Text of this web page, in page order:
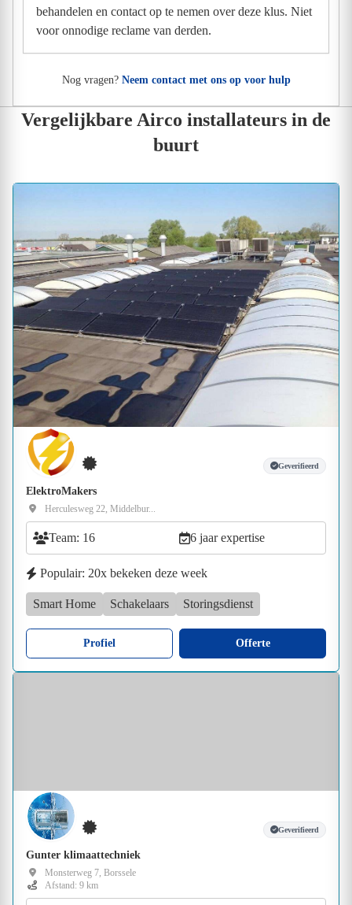
behandelen en contact op te nemen over deze klus. Niet
voor onnodige reclame van derden.
Nog vragen? Neem contact met ons op voor hulp
Vergelijkbare Airco installateurs in de
buurt
Geverifieerd
ElektroMakers
Herculesweg 22, Middelbur...
Team: 16 6 jaar expertise
Populair: 20x bekeken deze week
Smart Home Schakelaars Storingsdienst
Profiel Offerte
Geverifieerd
Gunter klimaattechniek
Monsterweg 7, Borssele
Afstand: 9 km